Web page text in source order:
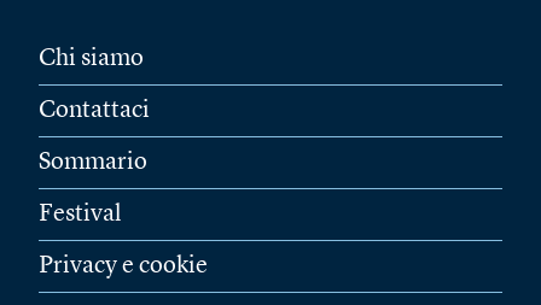
Chi siamo
Contattaci
Sommario
Festival
Privacy e cookie